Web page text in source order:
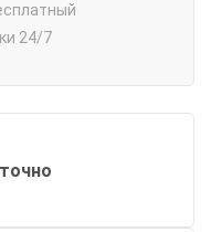
24/7